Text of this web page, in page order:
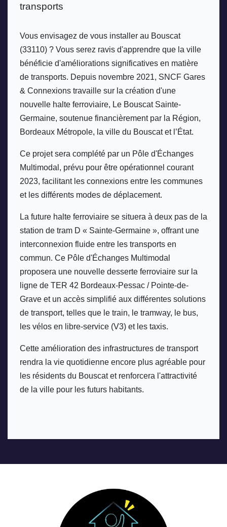
transports
Vous envisagez de vous installer au Bouscat
(33110) ? Vous serez ravis d'apprendre que la ville
bénéficie d'améliorations significatives en matière
de transports. Depuis novembre 2021, SNCF Gares
& Connexions travaille sur la création d'une
nouvelle halte ferroviaire, Le Bouscat Sainte-
Germaine, soutenue financièrement par la Région,
Bordeaux Métropole, la ville du Bouscat et l’État.
Ce projet sera complété par un Pôle d'Échanges
Multimodal, prévu pour être opérationnel courant
2023, facilitant les connexions entre les communes
et les différents modes de déplacement.
La future halte ferroviaire se situera à deux pas de la
station de tram D « Sainte-Germaine », offrant une
interconnexion fluide entre les transports en
commun. Ce Pôle d'Échanges Multimodal
proposera une nouvelle desserte ferroviaire sur la
ligne de TER 42 Bordeaux-Pessac / Pointe-de-
Grave et un accès simplifié aux différentes solutions
de transport, telles que le train, le tramway, le bus,
les vélos en libre-service (V3) et les taxis.
Cette amélioration des infrastructures de transport
rendra la vie quotidienne encore plus agréable pour
les résidents du Bouscat et renforcera l'attractivité
de la ville pour les futurs habitants.